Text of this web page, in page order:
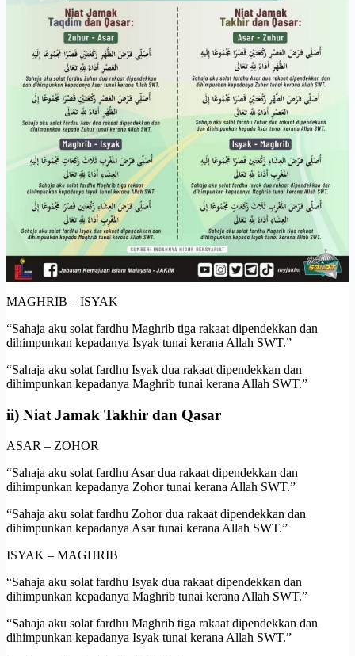
MAGHRIB – ISYAK
“Sahaja aku solat fardhu Maghrib tiga rakaat dipendekkan dan
dihimpunkan kepadanya Isyak tunai kerana Allah SWT.”
“Sahaja aku solat fardhu Isyak dua rakaat dipendekkan dan
dihimpunkan kepadanya Maghrib tunai kerana Allah SWT.”
ii) Niat Jamak Takhir dan Qasar
ASAR – ZOHOR
“Sahaja aku solat fardhu Asar dua rakaat dipendekkan dan
dihimpunkan kepadanya Zohor tunai kerana Allah SWT.”
“Sahaja aku solat fardhu Zohor dua rakaat dipendekkan dan
dihimpunkan kepadanya Asar tunai kerana Allah SWT.”
ISYAK – MAGHRIB
“Sahaja aku solat fardhu Isyak dua rakaat dipendekkan dan
dihimpunkan kepadanya Maghrib tunai kerana Allah SWT.”
“Sahaja aku solat fardhu Maghrib tiga rakaat dipendekkan dan
dihimpunkan kepadanya Isyak tunai kerana Allah SWT.”